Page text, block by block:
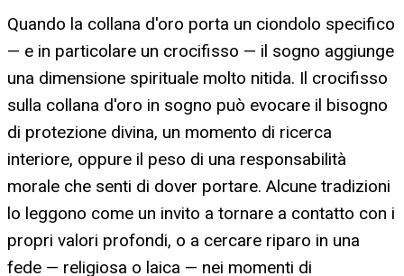
Quando la collana d'oro porta un ciondolo specifico
— e in particolare un crocifisso — il sogno aggiunge
una dimensione spirituale molto nitida. Il crocifisso
sulla collana d'oro in sogno può evocare il bisogno
di protezione divina, un momento di ricerca
interiore, oppure il peso di una responsabilità
morale che senti di dover portare. Alcune tradizioni
lo leggono come un invito a tornare a contatto con i
propri valori profondi, o a cercare riparo in una
fede — religiosa o laica — nei momenti di